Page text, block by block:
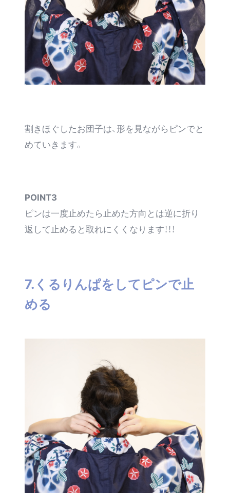
割きほぐしたお団子は、形を見ながらピンでと
めていきます。
POINT3
ピンは一度止めたら 止めた方向とは逆に折り
返して止める と取れにくくなります！！！
7.くるりんぱをしてピンで止
める